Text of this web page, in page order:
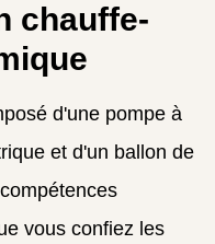
chauffe-
d'une pompe à
et d'un ballon de
vous confiez les